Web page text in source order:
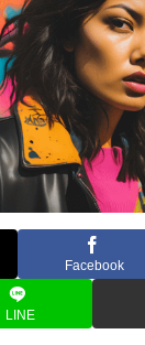
Facebook
LINE